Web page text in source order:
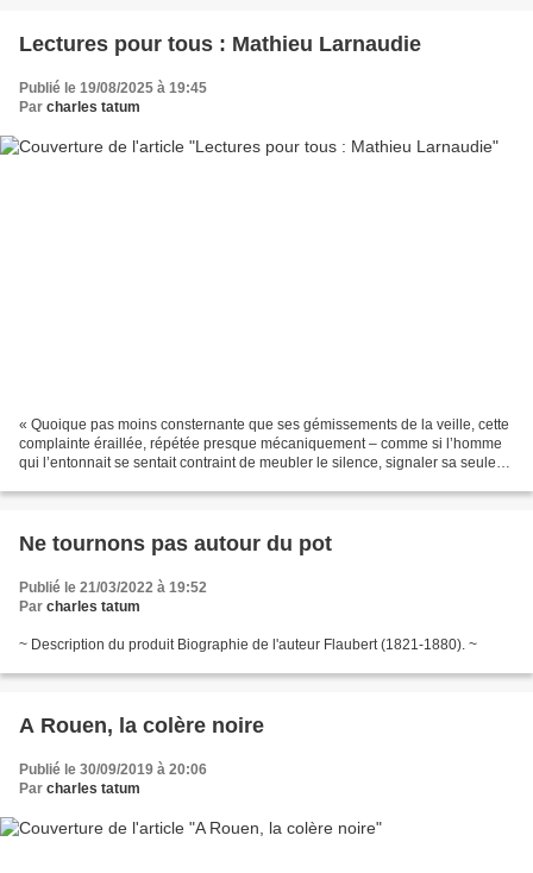
Lectures pour tous : Mathieu Larnaudie
Publié le 19/08/2025 à 19:45
Par charles tatum
« Quoique pas moins consternante que ses gémissements de la veille, cette
complainte éraillée, répétée presque mécaniquement – comme si l’homme
qui l’entonnait se sentait contraint de meubler le silence, signaler sa seule
Ne tournons pas autour du pot
Publié le 21/03/2022 à 19:52
Par charles tatum
~ Description du produit Biographie de l'auteur Flaubert (1821-1880). ~
A Rouen, la colère noire
Publié le 30/09/2019 à 20:06
Par charles tatum